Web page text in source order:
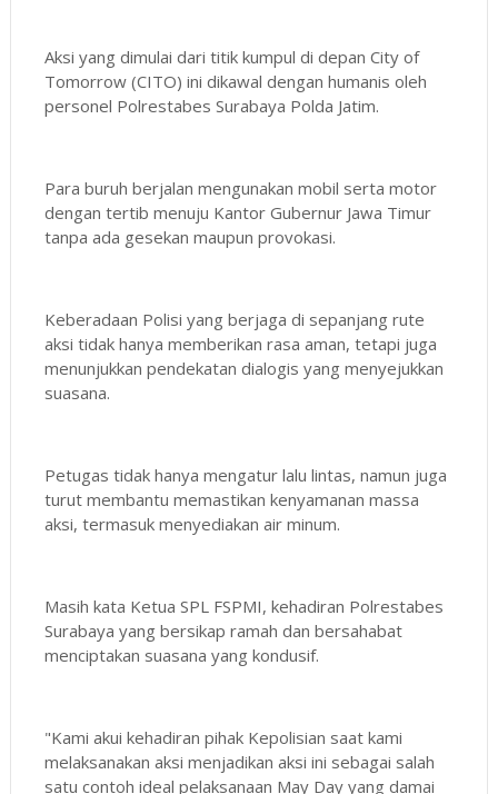
Aksi yang dimulai dari titik kumpul di depan City of
Tomorrow (CITO) ini dikawal dengan humanis oleh
personel Polrestabes Surabaya Polda Jatim.
Para buruh berjalan mengunakan mobil serta motor
dengan tertib menuju Kantor Gubernur Jawa Timur
tanpa ada gesekan maupun provokasi.
Keberadaan Polisi yang berjaga di sepanjang rute
aksi tidak hanya memberikan rasa aman, tetapi juga
menunjukkan pendekatan dialogis yang menyejukkan
suasana.
Petugas tidak hanya mengatur lalu lintas, namun juga
turut membantu memastikan kenyamanan massa
aksi, termasuk menyediakan air minum.
Masih kata Ketua SPL FSPMI, kehadiran Polrestabes
Surabaya yang bersikap ramah dan bersahabat
menciptakan suasana yang kondusif.
"Kami akui kehadiran pihak Kepolisian saat kami
melaksanakan aksi menjadikan aksi ini sebagai salah
satu contoh ideal pelaksanaan May Day yang damai